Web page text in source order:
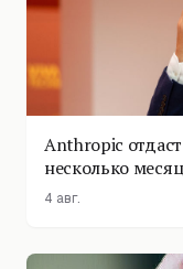
Anthropic
несколько
4 авг.